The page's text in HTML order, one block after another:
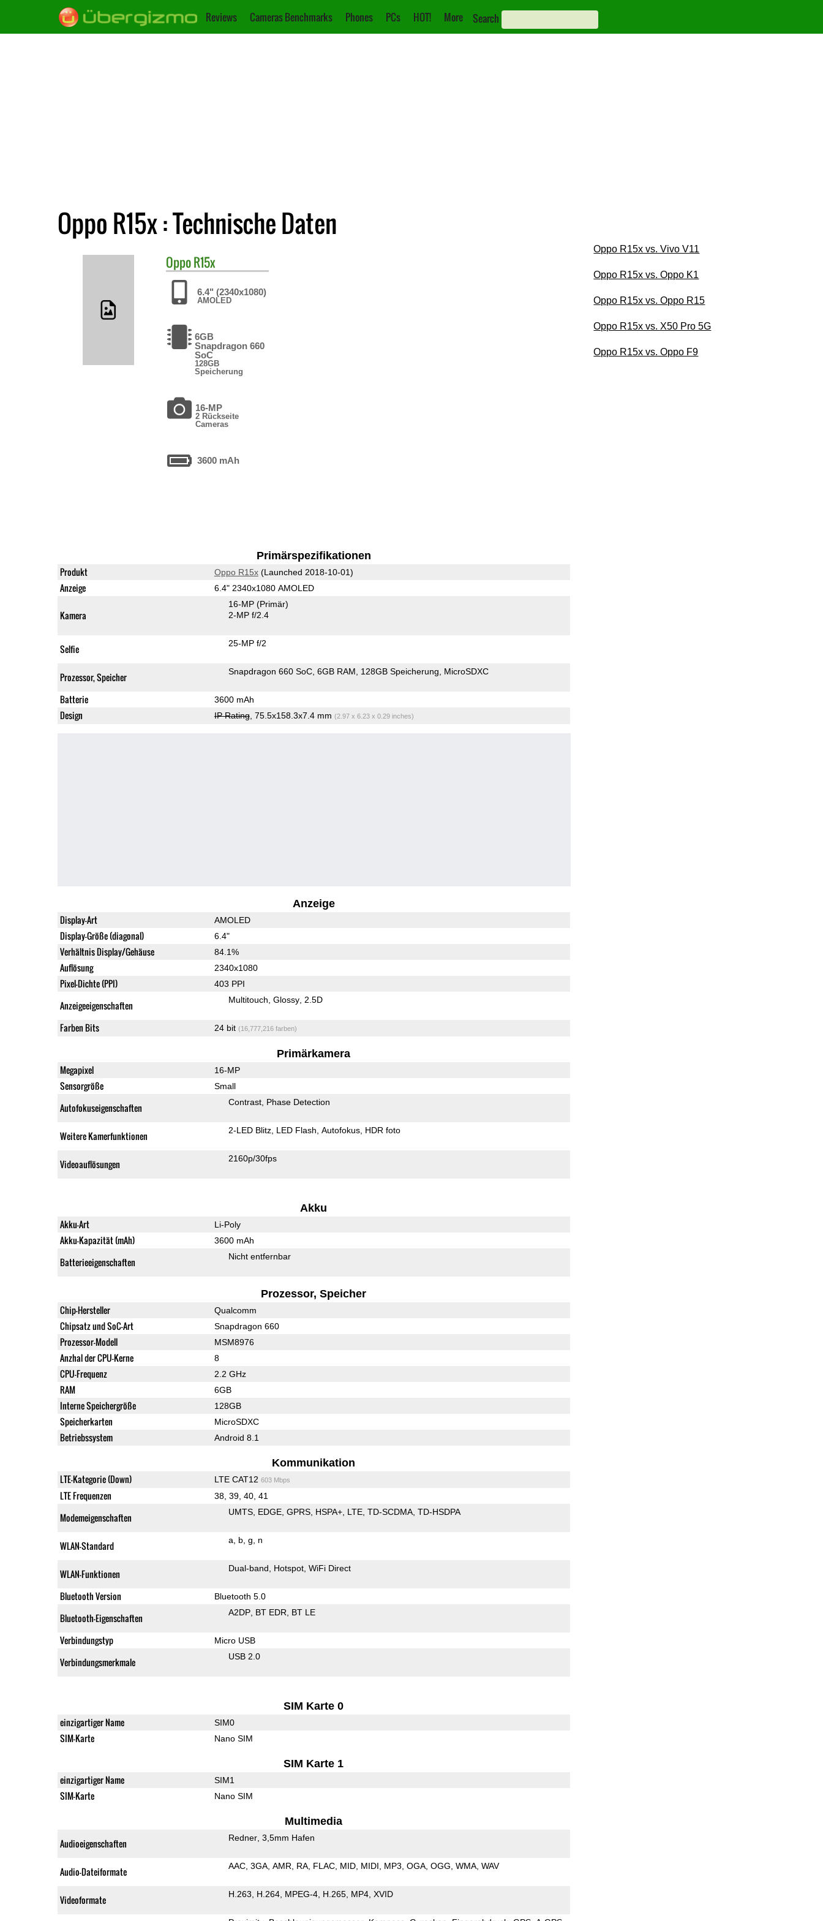
Reviews Cameras Benchmarks Phones PCs HOT! More Search
Oppo R15x : Technische Daten
OppoR15x
6.4" (2340x1080)
AMOLED
6GB
Snapdragon 660
SoC
128GB
Speicherung
16-MP
2 Rückseite
Cameras
3600 mAh
Primärspezifikationen
Produkt Oppo R15x(Launched 2018-10-01)
Anzeige 6.4" 2340x1080 AMOLED
Kamera
16-MP (Primär)
2-MP f/2.4
Selfie 25-MP f/2
Prozessor, Speicher Snapdragon 660 SoC 6GB RAM 128GB Speicherung MicroSDXC
Batterie 3600 mAh
Design IP Rating, 75.5x158.3x7.4 mm (2.97 x 6.23 x 0.29 inches)
Anzeige
Display-Art AMOLED
Display-Größe (diagonal) 6.4"
Verhältnis Display/Gehäuse 84.1%
Auflösung 2340x1080
Pixel-Dichte (PPI) 403 PPI
Anzeigeeigenschaften Multitouch Glossy 2.5D
Farben Bits 24 bit (16,777,216 farben)
Primärkamera
Megapixel 16-MP
Sensorgröße Small
Autofokuseigenschaften Contrast Phase Detection
Weitere Kamerfunktionen 2-LED Blitz LED Flash Autofokus HDR foto
Videoauflösungen 2160p/30fps
Akku
Akku-Art Li-Poly
Akku-Kapazität (mAh) 3600 mAh
Batterieeigenschaften Nicht entfernbar
Prozessor, Speicher
Chip-Hersteller Qualcomm
Chipsatz und SoC-Art Snapdragon 660
Prozessor-Modell MSM8976
Anzhal der CPU-Kerne 8
CPU-Frequenz 2.2 GHz
RAM 6GB
Interne Speichergröße 128GB
Speicherkarten MicroSDXC
Betriebssystem Android 8.1
Kommunikation
LTE-Kategorie (Down) LTE CAT12 603 Mbps
LTE Frequenzen 38, 39, 40, 41
Modemeigenschaften UMTS EDGE GPRS HSPA+ LTE TD-SCDMA TD-HSDPA
WLAN-Standard a b g n
WLAN-Funktionen Dual-band Hotspot WiFi Direct
Bluetooth Version Bluetooth 5.0
Bluetooth-Eigenschaften A2DP BT EDR BT LE
Verbindungstyp Micro USB
Verbindungsmerkmale USB 2.0
SIM Karte 0
einzigartiger Name SIM0
SIM-Karte Nano SIM
SIM Karte 1
einzigartiger Name SIM1
SIM-Karte Nano SIM
Multimedia
Audioeigenschaften Redner 3,5mm Hafen
Audio-Dateiformate AAC 3GA AMR RA FLAC MID MIDI MP3 OGA OGG WMA WAV
Videoformate H.263 H.264 MPEG-4 H.265 MP4 XVID
Oppo R15x vs. Vivo V11
Oppo R15x vs. Oppo K1
Oppo R15x vs. Oppo R15
Oppo R15x vs. X50 Pro 5G
Oppo R15x vs. Oppo F9